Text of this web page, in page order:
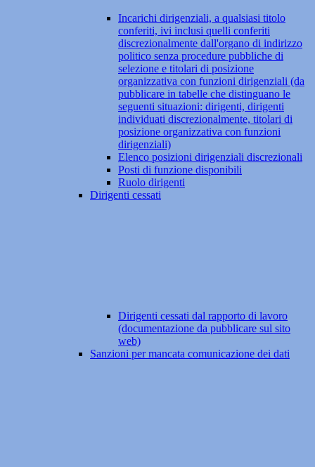
Incarichi dirigenziali, a qualsiasi titolo
conferiti, ivi inclusi quelli conferiti
discrezionalmente dall'organo di indirizzo
politico senza procedure pubbliche di
selezione e titolari di posizione
organizzativa con funzioni dirigenziali (da
pubblicare in tabelle che distinguano le
seguenti situazioni: dirigenti, dirigenti
individuati discrezionalmente, titolari di
posizione organizzativa con funzioni
dirigenziali)
Elenco posizioni dirigenziali discrezionali
Posti di funzione disponibili
Ruolo dirigenti
Dirigenti cessati
Dirigenti cessati dal rapporto di lavoro
(documentazione da pubblicare sul sito
web)
Sanzioni per mancata comunicazione dei dati